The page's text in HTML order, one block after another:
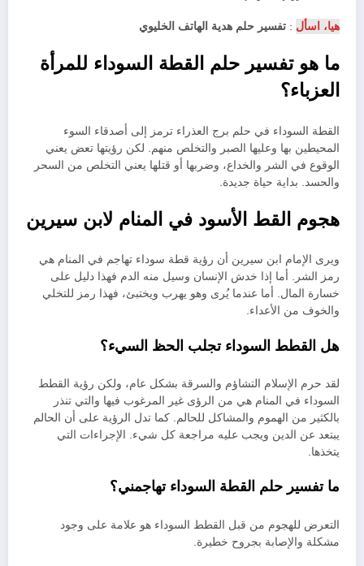
هيا، اسأل : تفسير حلم هدية الهاتف الخليوي
ما هو تفسير حلم القطة السوداء للمرأة
العزباء؟
القطة السوداء في حلم برج العذراء ترمز إلى أصدقاء السوء
المحيطين بها وعليها الصبر والتخلص منهم. لكن رؤيتها تعض يعني
الوقوع في الشر والخداع، وضربها أو قتلها يعني التخلص من السحر
والحسد. بداية حياة جديدة.
هجوم القط الأسود في المنام لابن سيرين
ويرى الإمام ابن سيرين أن رؤية قطة سوداء تهاجم في المنام هي
رمز الشر. أما إذا خدش الإنسان وسيل منه الدم فهذا دليل على
خسارة المال. أما عندما يُرى وهو يهرب ويختبئ، فهذا رمز للتخلي
والخوف من الأعداء.
هل القطط السوداء تجلب الحظ السيء؟
لقد حرم الإسلام التشاؤم والسرقة بشكل عام، ولكن رؤية القطط
السوداء في المنام هي من الرؤى غير المرغوب فيها والتي تنذر
بالكثير من الهموم والمشاكل للحالم. كما تدل الرؤية على أن الحالم
يبتعد عن الدين ويجب عليه مراجعة كل شيء. الإجراءات التي
يتخذها.
ما تفسير حلم القطة السوداء تهاجمني؟
التعرض للهجوم من قبل القطط السوداء هو علامة على وجود
مشكلة والإصابة بجروح خطيرة.